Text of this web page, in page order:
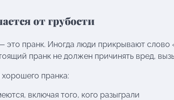
от грубости
пранк. Иногда люди прикрывают слово
пранк не должен причинять вред,
пранка:
включая того, кого разыграли